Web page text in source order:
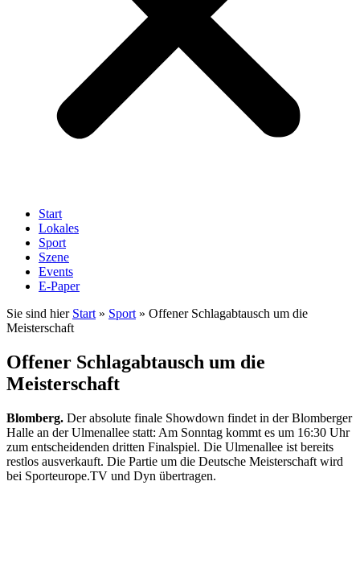
Start
Lokales
Sport
Szene
Events
E-Paper
Sie sind hier Start » Sport » Offener Schlagabtausch um die
Meisterschaft
Offener Schlagabtausch um die
Meisterschaft
Blomberg. Der absolute finale Showdown findet in der Blomberger
Halle an der Ulmenallee statt: Am Sonntag kommt es um 16:30 Uhr
zum entscheidenden dritten Finalspiel. Die Ulmenallee ist bereits
restlos ausverkauft. Die Partie um die Deutsche Meisterschaft wird
bei Sporteurope.TV und Dyn übertragen.